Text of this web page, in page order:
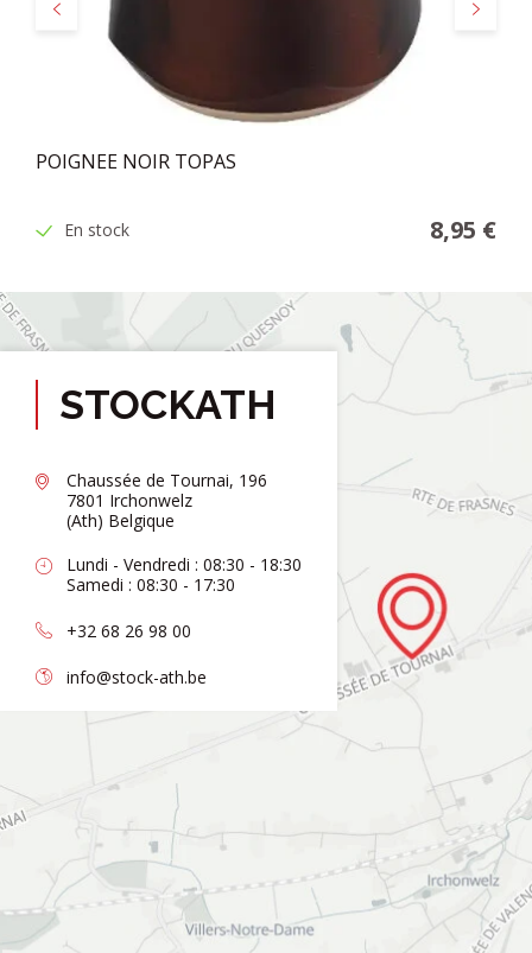
Précédent Suivant
POIGNEE NOIR TOPAS
En stock 8,95 €
STOCKATH
Chaussée de Tournai, 196
7801 Irchonwelz
(Ath) Belgique
Lundi - Vendredi : 08:30 - 18:30
Samedi : 08:30 - 17:30
+32 68 26 98 00
info@stock-ath.be